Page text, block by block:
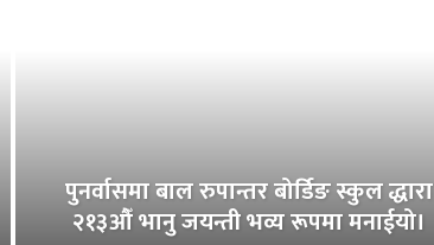
पुनर्वासमा बाल रुपान्तर बोर्डिङ स्कुल द्धारा
२१३औँ भानु जयन्ती भव्य रूपमा मनाईयो।